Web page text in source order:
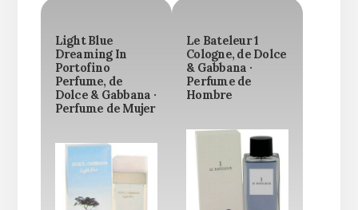
Light Blue
Dreaming In
Portofino
Perfume, de
Dolce & Gabbana ·
Perfume de Mujer
Le Bateleur 1
Cologne, de Dolce
& Gabbana ·
Perfume de
Hombre